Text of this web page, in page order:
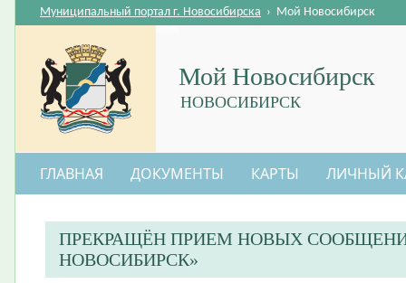
Мой Новосибирск
НОВОСИБИРСК
Муниципальный портал г. Новосибирска › Мой Новосибирск
ГЛАВНАЯ ДОКУМЕНТЫ КАРТЫ ЛИЧНЫЙ
ПРЕКРАЩЁН ПРИЕМ НОВЫХ
НОВОСИБИРСК»